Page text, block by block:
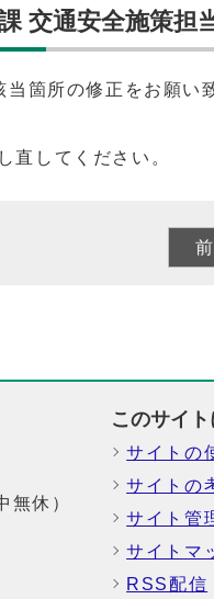
交通安全施策担
箇所の修正をお願い
直してください。
無休）
このサイ
サイトの
サイトの
サイト管
サイトマ
RSS配信